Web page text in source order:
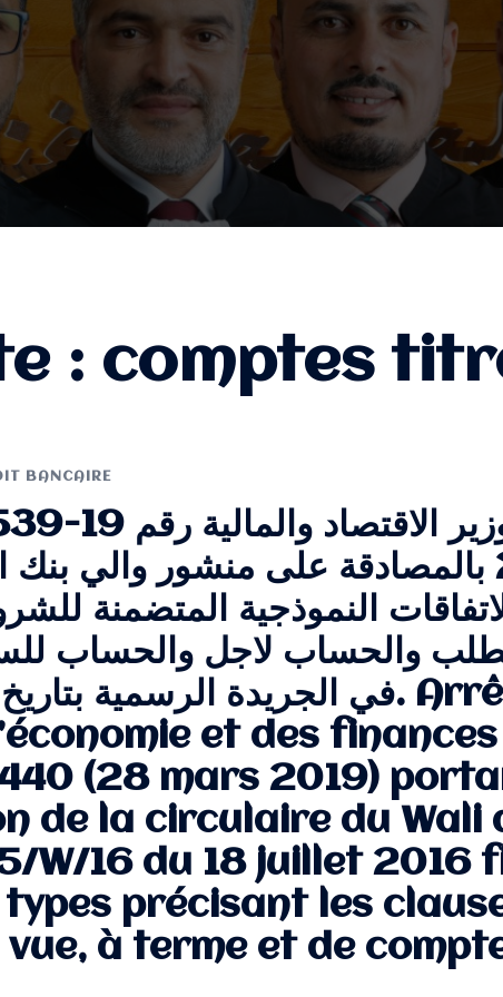
: comptes
BANCAIRE
الاتفاقات النموذجية المتضمنة
والحساب لاجل والحساب
et des
(28 mars 2019)
de la circulaire du Wali
W/16 du 18 juillet 2016
précisant les
à terme et de